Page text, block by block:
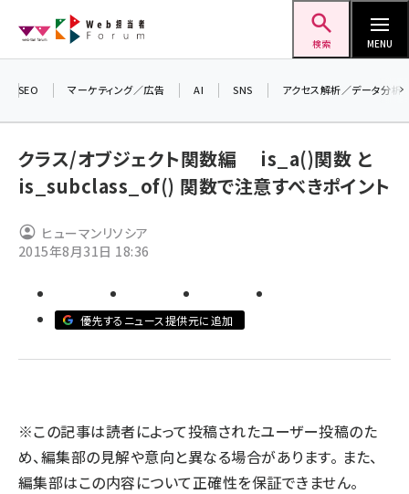
ン
検索 MENU
ai (2799)
note (2308)
llmo (1155)
SEO マーケティング／広告 AI SNS アクセス解析／データ分析
クラス/オブジェクト関数編 is_a()関数 と
is_subclass_of() 関数で注意すべきポイント
ヒューマンリソシア
2015年8月31日 18:36
優先するニュース提供元に追加
※この記事は読者によって投稿されたユーザー投稿のた
め、編集部の見解や意向と異なる場合があります。 また、
編集部はこの内容について正確性を保証できません。
▼